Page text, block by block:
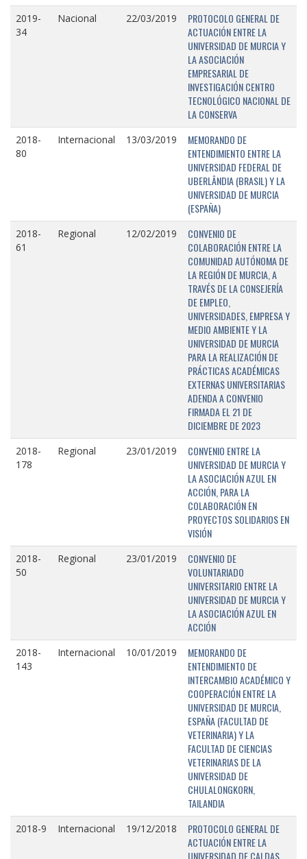
2019-
34
Nacional 22/03/2019
PROTOCOLO GENERAL DE
ACTUACIÓN ENTRE LA
UNIVERSIDAD DE MURCIA Y
LA ASOCIACIÓN
EMPRESARIAL DE
INVESTIGACIÓN CENTRO
TECNOLÓGICO NACIONAL DE
LA CONSERVA
2018-
80
Internacional 13/03/2019
MEMORANDO DE
ENTENDIMIENTO ENTRE LA
UNIVERSIDAD FEDERAL DE
UBERLÂNDIA (BRASIL) Y LA
UNIVERSIDAD DE MURCIA
(ESPAÑA)
2018-
61
Regional 12/02/2019
CONVENIO DE
COLABORACIÓN ENTRE LA
COMUNIDAD AUTÓNOMA DE
LA REGIÓN DE MURCIA, A
TRAVÉS DE LA CONSEJERÍA
DE EMPLEO,
UNIVERSIDADES, EMPRESA Y
MEDIO AMBIENTE Y LA
UNIVERSIDAD DE MURCIA
PARA LA REALIZACIÓN DE
PRÁCTICAS ACADÉMICAS
EXTERNAS UNIVERSITARIAS
ADENDA A CONVENIO
FIRMADA EL 21 DE
DICIEMBRE DE 2023
2018-
178
Regional 23/01/2019
CONVENIO ENTRE LA
UNIVERSIDAD DE MURCIA Y
LA ASOCIACIÓN AZUL EN
ACCIÓN, PARA LA
COLABORACIÓN EN
PROYECTOS SOLIDARIOS EN
VISIÓN
2018-
50
Regional 23/01/2019
CONVENIO DE
VOLUNTARIADO
UNIVERSITARIO ENTRE LA
UNIVERSIDAD DE MURCIA Y
LA ASOCIACIÓN AZUL EN
ACCIÓN
2018-
143
Internacional 10/01/2019
MEMORANDO DE
ENTENDIMIENTO DE
INTERCAMBIO ACADÉMICO Y
COOPERACIÓN ENTRE LA
UNIVERSIDAD DE MURCIA,
ESPAÑA (FACULTAD DE
VETERINARIA) Y LA
FACULTAD DE CIENCIAS
VETERINARIAS DE LA
UNIVERSIDAD DE
CHULALONGKORN,
TAILANDIA
2018-9 Internacional 19/12/2018
PROTOCOLO GENERAL DE
ACTUACIÓN ENTRE LA
UNIVERSIDAD DE CALDAS